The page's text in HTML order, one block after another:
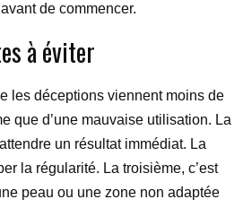
de commencer.
à éviter
les déceptions viennent moins de
que d’une mauvaise utilisation. La
un résultat immédiat. La
la régularité. La troisième, c’est
peau ou une zone non adaptée